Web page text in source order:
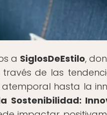
a SiglosDeEstilo,
de las
hasta la
Sostenibilidad: